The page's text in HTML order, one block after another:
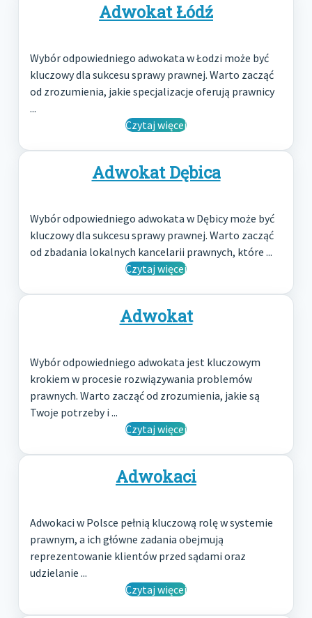
Adwokat Łódź
Wybór odpowiedniego adwokata w Łodzi może być
kluczowy dla sukcesu sprawy prawnej. Warto zacząć
od zrozumienia, jakie specjalizacje oferują prawnicy
...
Czytaj więcej
Adwokat Dębica
Wybór odpowiedniego adwokata w Dębicy może być
kluczowy dla sukcesu sprawy prawnej. Warto zacząć
od zbadania lokalnych kancelarii prawnych, które ...
Czytaj więcej
Adwokat
Wybór odpowiedniego adwokata jest kluczowym
krokiem w procesie rozwiązywania problemów
prawnych. Warto zacząć od zrozumienia, jakie są
Twoje potrzeby i ...
Czytaj więcej
Adwokaci
Adwokaci w Polsce pełnią kluczową rolę w systemie
prawnym, a ich główne zadania obejmują
reprezentowanie klientów przed sądami oraz
udzielanie ...
Czytaj więcej